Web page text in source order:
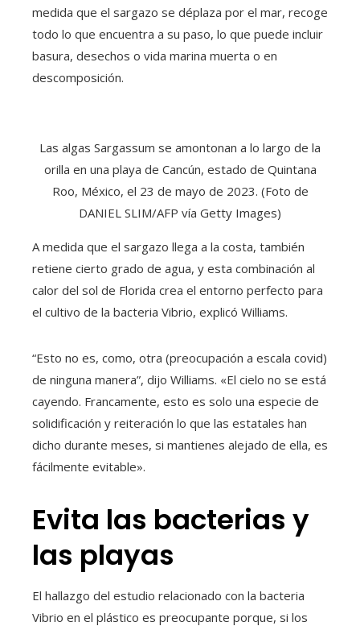
medida que el sargazo se déplaza por el mar, recoge
todo lo que encuentra a su paso, lo que puede incluir
basura, desechos o vida marina muerta o en
descomposición.
Las algas Sargassum se amontonan a lo largo de la
orilla en una playa de Cancún, estado de Quintana
Roo, México, el 23 de mayo de 2023. (Foto de
DANIEL SLIM/AFP vía Getty Images)
A medida que el sargazo llega a la costa, también
retiene cierto grado de agua, y esta combinación al
calor del sol de Florida crea el entorno perfecto para
el cultivo de la bacteria Vibrio, explicó Williams.
“Esto no es, como, otra (preocupación a escala covid)
de ninguna manera”, dijo Williams. «El cielo no se está
cayendo. Francamente, esto es solo una especie de
solidificación y reiteración lo que las estatales han
dicho durante meses, si mantienes alejado de ella, es
fácilmente evitable».
Evita las bacterias y
las playas
El hallazgo del estudio relacionado con la bacteria
Vibrio en el plástico es preocupante porque, si los